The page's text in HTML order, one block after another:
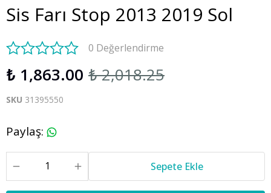
Sis Farı Stop 2013 2019 Sol
0 Değerlendirme
₺ 1,863.00 ₺ 2,018.25
SKU 31395550
Paylaş:
Sepete Ekle